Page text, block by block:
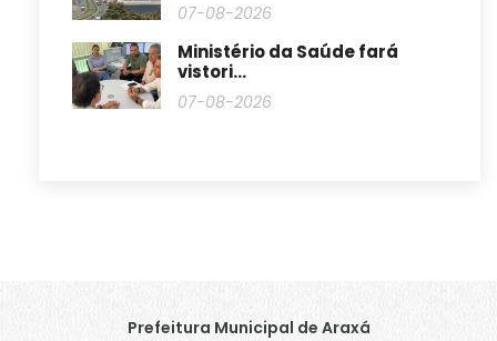
07-08-2026
Ministério da Saúde fará
vistori...
07-08-2026
Prefeitura Municipal de Araxá